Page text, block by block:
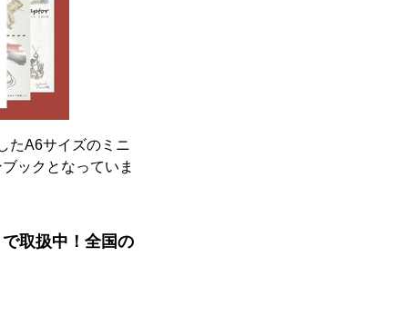
たA6サイズのミニ
ックとなっていま
取扱中！全国の